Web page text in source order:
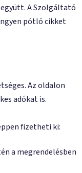
A Szolgáltató
pótló cikket
Az oldalon
adókat is.
fizetheti ki:
a megrendelésben